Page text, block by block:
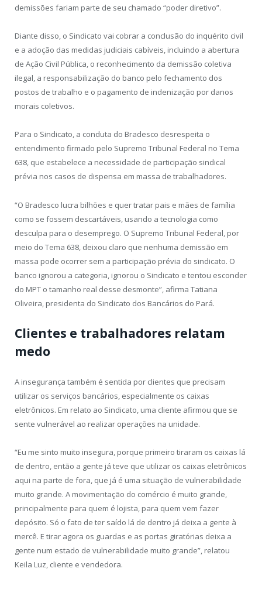
demissões fariam parte de seu chamado “poder diretivo”.
Diante disso, o Sindicato vai cobrar a conclusão do inquérito civil
e a adoção das medidas judiciais cabíveis, incluindo a abertura
de Ação Civil Pública, o reconhecimento da demissão coletiva
ilegal, a responsabilização do banco pelo fechamento dos
postos de trabalho e o pagamento de indenização por danos
morais coletivos.
Para o Sindicato, a conduta do Bradesco desrespeita o
entendimento firmado pelo Supremo Tribunal Federal no Tema
638, que estabelece a necessidade de participação sindical
prévia nos casos de dispensa em massa de trabalhadores.
“O Bradesco lucra bilhões e quer tratar pais e mães de família
como se fossem descartáveis, usando a tecnologia como
desculpa para o desemprego. O Supremo Tribunal Federal, por
meio do Tema 638, deixou claro que nenhuma demissão em
massa pode ocorrer sem a participação prévia do sindicato. O
banco ignorou a categoria, ignorou o Sindicato e tentou esconder
do MPT o tamanho real desse desmonte”, afirma Tatiana
Oliveira, presidenta do Sindicato dos Bancários do Pará.
Clientes e trabalhadores relatam
medo
A insegurança também é sentida por clientes que precisam
utilizar os serviços bancários, especialmente os caixas
eletrônicos. Em relato ao Sindicato, uma cliente afirmou que se
sente vulnerável ao realizar operações na unidade.
“Eu me sinto muito insegura, porque primeiro tiraram os caixas lá
de dentro, então a gente já teve que utilizar os caixas eletrônicos
aqui na parte de fora, que já é uma situação de vulnerabilidade
muito grande. A movimentação do comércio é muito grande,
principalmente para quem é lojista, para quem vem fazer
depósito. Só o fato de ter saído lá de dentro já deixa a gente à
mercê. E tirar agora os guardas e as portas giratórias deixa a
gente num estado de vulnerabilidade muito grande”, relatou
Keila Luz, cliente e vendedora.